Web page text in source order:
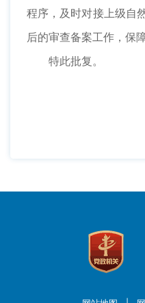
程序，及时对接上级自
后的审查备案工作，保
特此批复。